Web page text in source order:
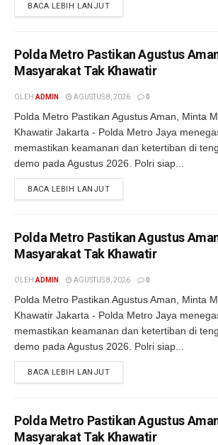
BACA LEBIH LANJUT
Polda Metro Pastikan Agustus
Masyarakat Tak Khawatir
OLEH ADMIN AGUSTUS 8, 2026 0
Polda Metro Pastikan Agustus Aman, Minta
Khawatir Jakarta - Polda Metro Jaya
memastikan keamanan dan ketertiban di
demo pada Agustus 2026. Polri siap...
BACA LEBIH LANJUT
Polda Metro Pastikan Agustus
Masyarakat Tak Khawatir
OLEH ADMIN AGUSTUS 8, 2026 0
Polda Metro Pastikan Agustus Aman, Minta
Khawatir Jakarta - Polda Metro Jaya
memastikan keamanan dan ketertiban di
demo pada Agustus 2026. Polri siap...
BACA LEBIH LANJUT
Polda Metro Pastikan Agustus
Masyarakat Tak Khawatir